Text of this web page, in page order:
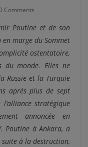
Comments
Poutine et de son
en marge du Sommet
ostentatoire,
monde. Elles ne
Russie et la Turquie
après plus de sept
stratégique
annoncée en
Poutine à Ankara, a
à la destruction,